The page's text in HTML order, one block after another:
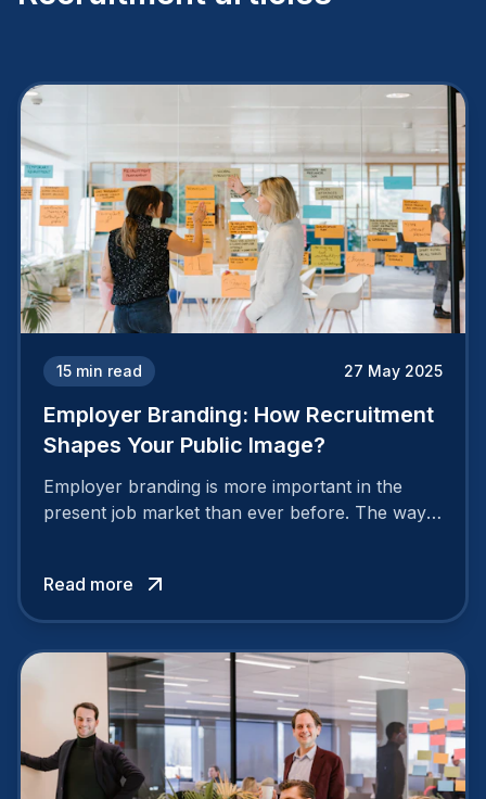
15 min read 27 May 2025
Employer Branding: How Recruitment
Shapes Your Public Image?
Employer branding is more important in the
present job market than ever before. The way
Read more